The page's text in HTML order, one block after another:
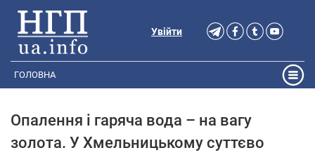
Увійти
ГОЛОВНА
Опалення і гаряча вода – на вагу
золота. У Хмельницькому суттєво